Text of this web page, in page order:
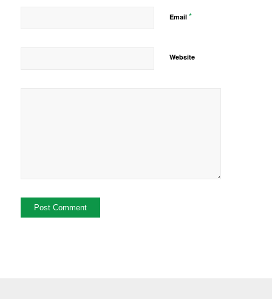
Email *
Website